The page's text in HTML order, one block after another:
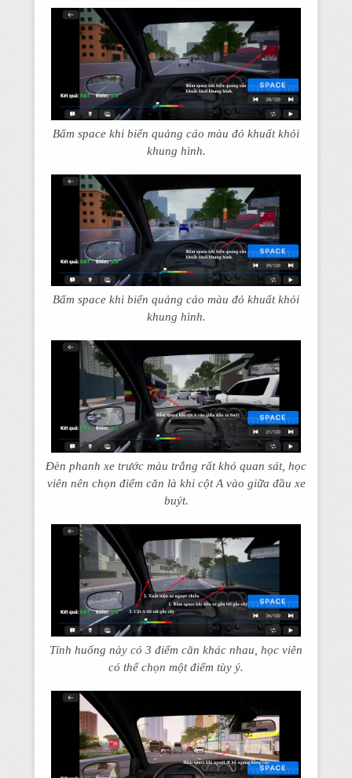
Bấm space khi biển quảng cáo màu đỏ khuất khỏi
khung hình.
Bấm space khi biển quảng cáo màu đỏ khuất khỏi
khung hình.
Đèn phanh xe trước màu trắng rất khó quan sát, học
viên nên chọn điểm căn là khi cột A vào giữa đầu xe
buýt.
Tính huống này có 3 điểm căn khác nhau, học viên
có thể chọn một điểm tùy ý.